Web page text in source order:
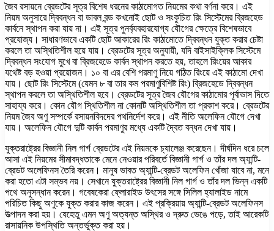
জৈব রসায়নে ব্রেডটের সূত্র বিশেষ ধরনের কাঠামোগত নিয়মের কথা বর্ণনা করে। এই
নিয়ম অনুসারে দ্বিবন্ধন বা ডাবল বন্ড কখনোই ছোট ও সংকুচিত রিং সিস্টেমের ব্রিজহেড
কার্বনে স্থাপন করা যায় না। এই সূত্র পুনর্ব্যবহারযোগ্য যৌগের ক্ষেত্রে বিশেষভাবে
প্রযোজ্য। সাধারণভাবে একটি ছোট আকারের রিং কাঠামোতে দ্বিবন্ধন যুক্ত করার চেষ্টা
করলে তা অস্থিতিশীল হয়ে যায়। ব্রেডটের সূত্র অনুযায়ী, যদি বাইসাইক্লিক সিস্টেমে
দ্বিবন্ধন সংযোগ মুখে বা ব্রিজহেডে কার্বন স্থাপন করতে হয়, তাহলে রিংয়ের আকার
যথেষ্ট বড় হওয়া প্রয়োজন। ১০ বা এর বেশি পরমাণু নিয়ে গঠিত রিংয়ে এই কাঠামো দেখা
যায়। ছোট রিং সিস্টেমে (যেমন ৮ বা তার কম পরমাণুবিশিষ্ট রিং) ব্রিজহেডে দ্বিবন্ধন
স্থাপন করলে তা অস্থিতিশীল হবে। ব্রেডটের সূত্র জৈব যৌগের কাঠামোর পূর্বাভাস দিতে
সাহায্য করে। কোন যৌগ স্থিতিশীল না কোনটি অস্থিতিশীল তা প্রকাশ করে। ব্রেডটের
নিয়ম জৈব অণু সম্পর্কে রসায়নবিদদের পথনির্দেশ করে। এই নীতি অলেফিন যৌগে দেখা
যায়। অলেফিন যৌগে দুটি কার্বন পরমাণুর মধ্যে একটি দ্বৈত বন্ধন দেখা যায়।
যুক্তরাষ্ট্রের বিজ্ঞানী নিল গার্গ ব্রেডটের এই নিয়মকে চ্যালেঞ্জ করেছেন। দীর্ঘদিন ধরে চলে
আসা এই নিয়মের সীমাবদ্ধতাকে মেনে নেওয়ার পরিবর্তে বিজ্ঞানী গার্গ ও তাঁর দল অ্যান্টি-
ব্রেডট অলেফিনস তৈরি করেন। মানুষ ভাবত অ্যান্টি-ব্রেডট অলেফিন খোঁজা যাবে না, মনে
করা হতো এটা সম্ভব নয়। সেখানে যুক্তরাষ্ট্রের বিজ্ঞানী নিল গার্গ ও তাঁর দল ভিন্ন একটি
পথে অনুসন্ধান করেন। গবেষকেরা ফ্লোরাইড উৎসের সঙ্গে সিলিল হ্যালাইড নামে
পরিচিত কিছু অণুকে যুক্ত করার কাজ করেন। এই প্রক্রিয়ায় অ্যান্টি-ব্রেডট অলেফিনস
উত্পাদন করা হয়। যেহেতু এমন অণু অত্যন্ত অস্থির ও দ্রুত ভেঙে পড়ে, তাই আরেকটি
রাসায়নিক উপস্থিতি অন্তর্ভুক্ত করা হয়।